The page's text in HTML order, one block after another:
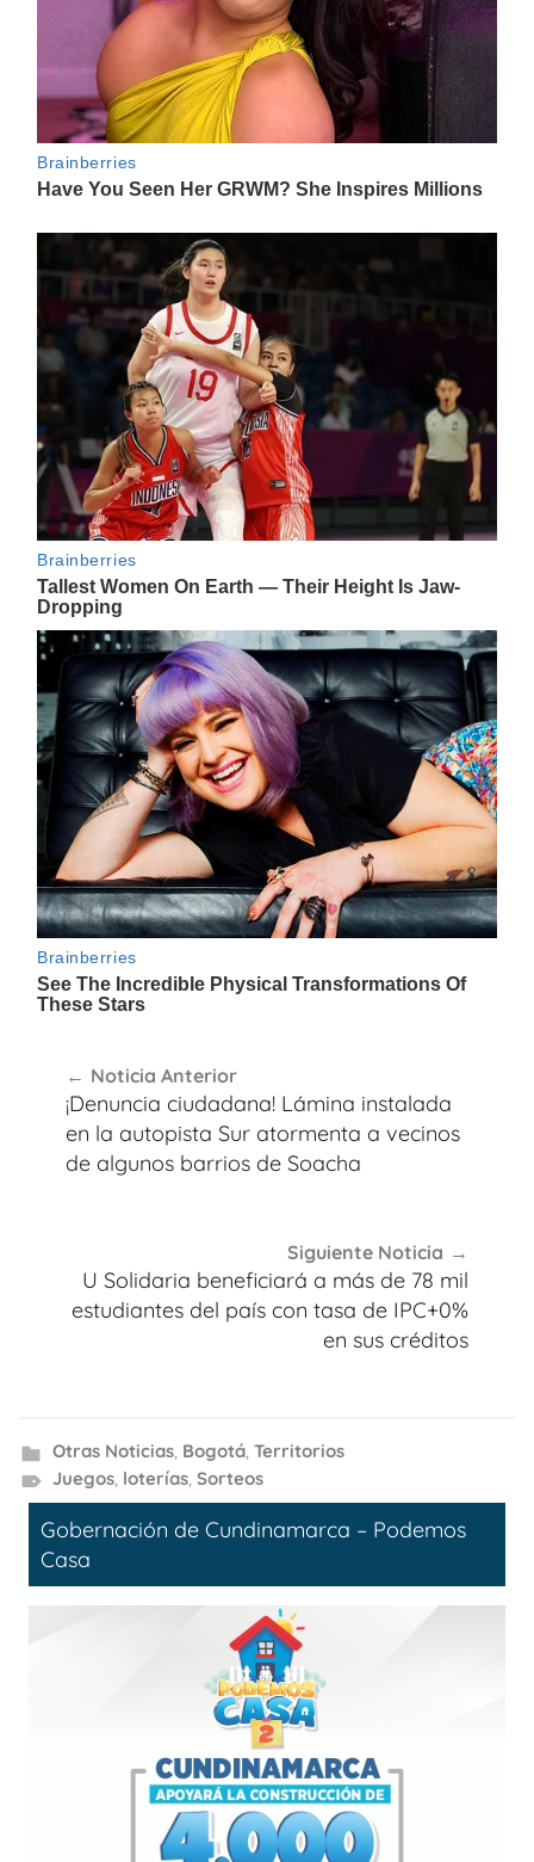
de
entradas
Noticia Anterior
¡Denuncia ciudadana! Lámina instalada
en la autopista Sur atormenta a vecinos
de algunos barrios de Soacha
Siguiente Noticia
U Solidaria beneficiará a más de 78 mil
estudiantes del país con tasa de IPC+0%
en sus créditos
Otras Noticias, Bogotá, Territorios
Juegos, loterías, Sorteos
Gobernación de Cundinamarca – Podemos
Casa